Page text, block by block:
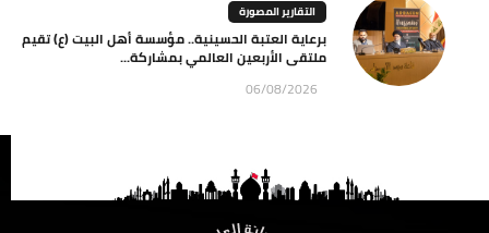
التقارير المصورة
برعاية العتبة الحسينية.. مؤسسة أهل البيت (ع) تقيم
ملتقى الأربعين العالمي بمشاركة...
06/08/2026